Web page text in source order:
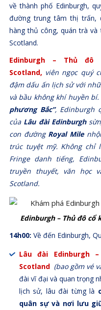
về thành phố Edinburgh,
đường trung tâm thị trấn,
hàng thủ công, quán trà
Scotland.
Edinburgh – Thủ
Scotland, viên ngọc quý
đậm dấu ấn lịch sử với
và bầu không khí huyền
phương Bắc”, Edinburgh
của Lâu đài Edinburgh
con đường Royal Mile
trúc tuyệt mỹ. Không chỉ
Fringe danh tiếng,
truyền thuyết, văn học
Scotland.
Edinburgh – Thủ đô cổ
14h00: Về đến Edinburgh,
Lâu đài Edinburgh
Scotland (bao gồm vé
đài vĩ đại và quan trọng
lịch sử, lâu đài từng là
quân sự và nơi lưu